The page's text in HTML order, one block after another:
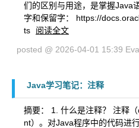
们的区别与用途，是掌握Java
字和保留字： https://
ts
阅读全文
posted @ 2026-04-01 15:39
Java学习笔记：注释
摘要： 1. 什么是注释？ 注释
nt）。对Java程序中的代码进